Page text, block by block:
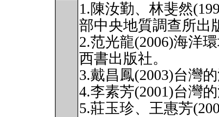
1.陳汝勤、林斐然
部中央地質調查所出
2.范光龍(2006)海洋
西書出版社。
3.戴昌鳳(2003)台灣
4.李素芳(2001)台灣
5.莊玉珍、王惠芳